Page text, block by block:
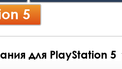
5
для PlayStation 5